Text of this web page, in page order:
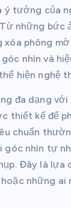
ý tưởng của
những bức
xóa phông
nhìn và
hiện nghệ
đa dạng
thiết kế để
chuẩn
góc nhìn tự
Đây là lựa
những ai